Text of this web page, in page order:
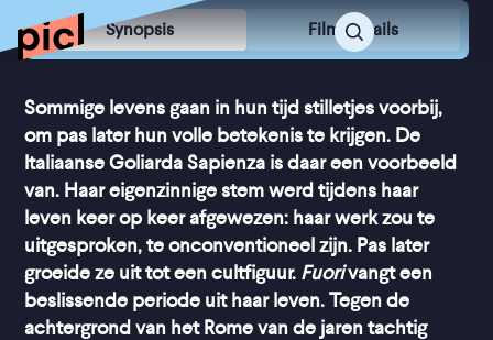
Synopsis Film Details
Sommige levens gaan in hun tijd stilletjes voorbij,
om pas later hun volle betekenis te krijgen. De
Italiaanse Goliarda Sapienza is daar een voorbeeld
van. Haar eigenzinnige stem werd tijdens haar
leven keer op keer afgewezen: haar werk zou te
uitgesproken, te onconventioneel zijn. Pas later
groeide ze uit tot een cultfiguur. Fuorivangt een
beslissende periode uit haar leven. Tegen de
achtergrond van het Rome van de jaren tachtig